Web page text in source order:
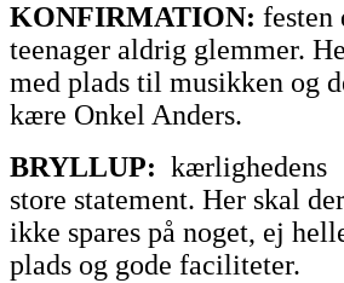
KONFIRMATION: festen
teenager aldrig glemmer.
med plads til musikken og
kære Onkel Anders.
BRYLLUP: kærlighedens
store statement. Her skal der
ikke spares på noget, ej
plads og gode faciliteter.